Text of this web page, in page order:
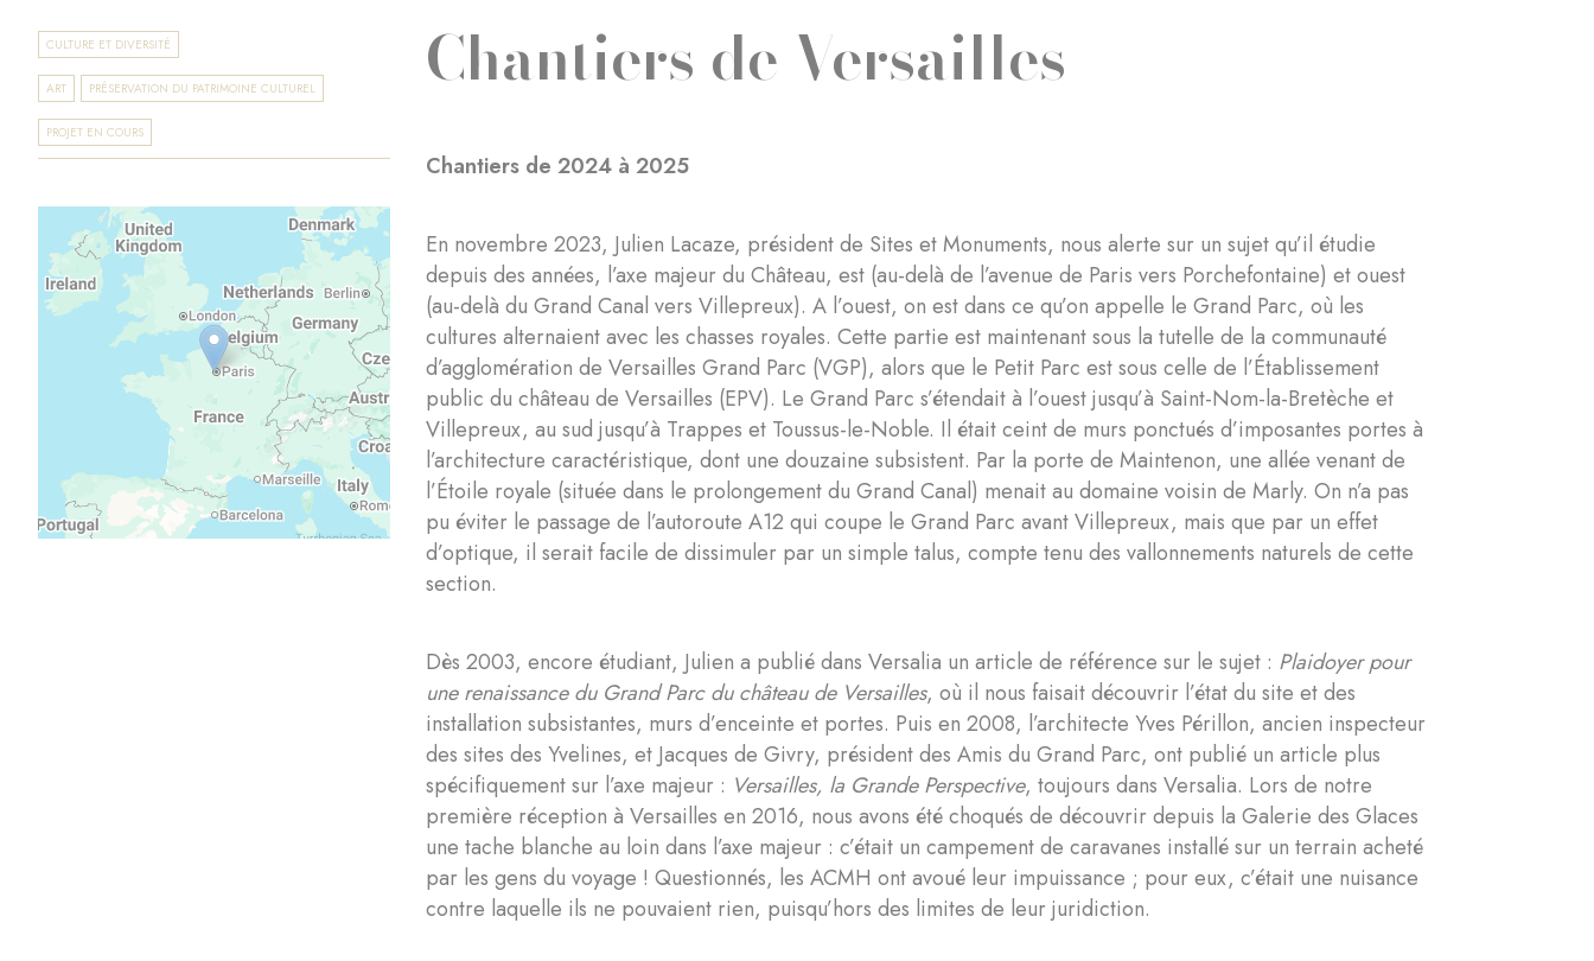
CULTURE ET DIVERSITÉ
ART PRÉSERVATION DU PATRIMOINE CULTUREL
PROJET EN COURS
Chantiers de Versailles
Chantiers de 2024 à 2025
En novembre 2023, Julien Lacaze, président de Sites et Monuments, nous alerte sur un sujet qu’il étudie
depuis des années, l’axe majeur du Château, est (au-delà de l’avenue de Paris vers Porchefontaine) et ouest
(au-delà du Grand Canal vers Villepreux). A l’ouest, on est dans ce qu’on appelle le Grand Parc, où les
cultures alternaient avec les chasses royales. Cette partie est maintenant sous la tutelle de la communauté
d’agglomération de Versailles Grand Parc (VGP), alors que le Petit Parc est sous celle de l’Établissement
public du château de Versailles (EPV). Le Grand Parc s’étendait à l’ouest jusqu’à Saint-Nom-la-Bretèche et
Villepreux, au sud jusqu’à Trappes et Toussus-le-Noble. Il était ceint de murs ponctués d’imposantes portes à
l’architecture caractéristique, dont une douzaine subsistent. Par la porte de Maintenon, une allée venant de
l’Étoile royale (située dans le prolongement du Grand Canal) menait au domaine voisin de Marly. On n’a pas
pu éviter le passage de l’autoroute A12 qui coupe le Grand Parc avant Villepreux, mais que par un effet
d’optique, il serait facile de dissimuler par un simple talus, compte tenu des vallonnements naturels de cette
section.
Dès 2003, encore étudiant, Julien a publié dans Versalia un article de référence sur le sujet : Plaidoyer pour
une renaissance du Grand Parc du château de Versailles, où il nous faisait découvrir l’état du site et des
installation subsistantes, murs d’enceinte et portes. Puis en 2008, l’architecte Yves Périllon, ancien inspecteur
des sites des Yvelines, et Jacques de Givry, président des Amis du Grand Parc, ont publié un article plus
spécifiquement sur l’axe majeur : Versailles, la Grande Perspective, toujours dans Versalia. Lors de notre
première réception à Versailles en 2016, nous avons été choqués de découvrir depuis la Galerie des Glaces
une tache blanche au loin dans l’axe majeur : c’était un campement de caravanes installé sur un terrain acheté
par les gens du voyage ! Questionnés, les ACMH ont avoué leur impuissance ; pour eux, c’était une nuisance
contre laquelle ils ne pouvaient rien, puisqu’hors des limites de leur juridiction.